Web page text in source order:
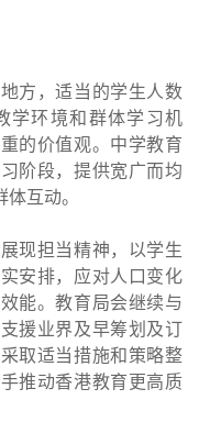
方，适当的学生人数
学环境和群体学习机
的价值观。中学教育
阶段，提供宽广而均
互动。
现担当精神，以学生
安排，应对人口变化
能。教育局会继续与
援业界及早筹划及订
取适当措施和策略整
推动香港教育更高质